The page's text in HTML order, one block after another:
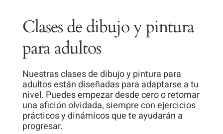
Clases de dibujo y pintura
para adultos
Nuestras clases de dibujo y pintura para
adultos están diseñadas para adaptarse a tu
nivel. Puedes empezar desde cero o retomar
una afición olvidada, siempre con ejercicios
prácticos y dinámicos que te ayudarán a
progresar.